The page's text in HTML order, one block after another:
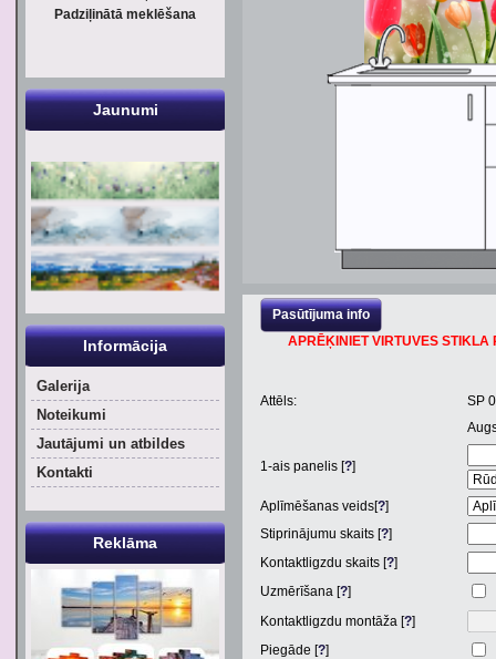
Pasūtījuma info
APRĒĶINIET VIRTUVES
Attēls:
SP
1-ais panelis [?]
Aplīmēšanas veids[?]
Stiprinājumu skaits [?]
Kontaktligzdu skaits [?]
Uzmērīšana [?]
Kontaktligzdu montāža [?]
Piegāde [?]
Padziļinātā meklēšana
Jaunumi
Informācija
Galerija
Noteikumi
Jautājumi un atbildes
Kontakti
Reklāma